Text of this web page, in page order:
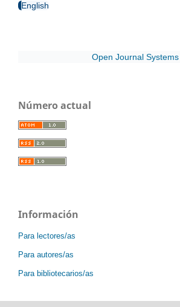
English
Open Journal Systems
Número actual
Información
Para lectores/as
Para autores/as
Para bibliotecarios/as